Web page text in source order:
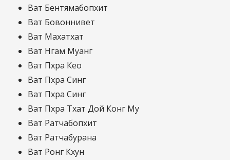
Ват Бентямабопхит
Ват Бовоннивет
Ват Махатхат
Ват Нгам Муанг
Ват Пхра Кео
Ват Пхра Синг
Ват Пхра Синг
Ват Пхра Тхат Дой Конг Му
Ват Ратчабопхит
Ват Ратчабурана
Ват Ронг Кхун